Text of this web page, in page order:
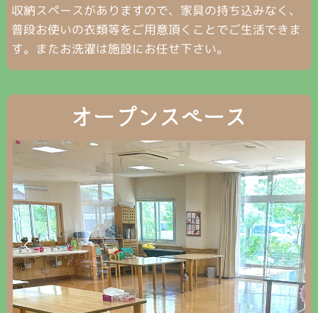
収納スペースがありますので、家具の持ち込みなく、
普段お使いの衣類等をご用意頂くことでご生活できま
す。またお洗濯は施設にお任せ下さい。
オープンスペース